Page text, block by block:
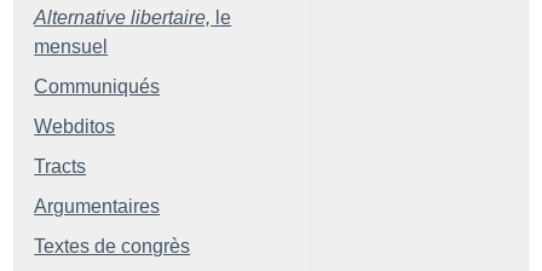
Alternative libertaire, le
mensuel
Communiqués
Webditos
Tracts
Argumentaires
Textes de congrès